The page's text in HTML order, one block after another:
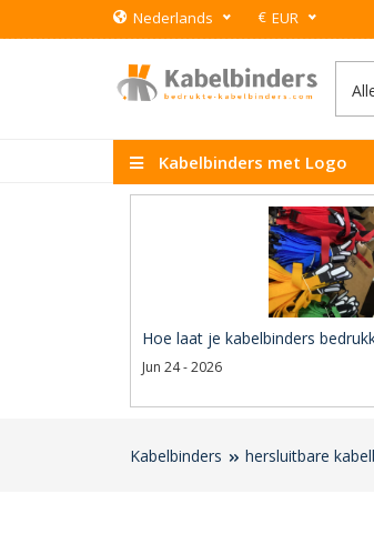
Nederlands € EUR
Kabelbinders met Logo
Hoe laat je kabelbinders
Jun 24 - 2026
Kabelbinders hersluitbare